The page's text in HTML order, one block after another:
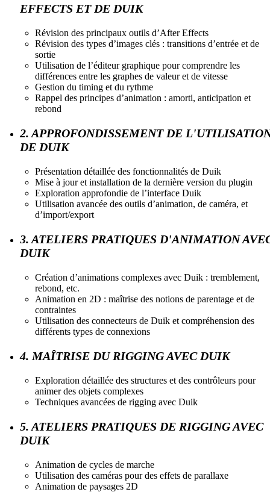
EFFECTS ET DE DUIK
Révision des principaux outils d’After Effects
Révision des types d’images clés : transitions d’entrée et de
sortie
Utilisation de l’éditeur graphique pour comprendre les
différences entre les graphes de valeur et de vitesse
Gestion du timing et du rythme
Rappel des principes d’animation : amorti, anticipation et
rebond
2. APPROFONDISSEMENT DE
DE DUIK
Présentation détaillée des fonctionnalités de Duik
Mise à jour et installation de la dernière version du plugin
Exploration approfondie de l’interface Duik
Utilisation avancée des outils d’animation, de caméra, et
d’import/export
3. ATELIERS PRATIQUES D'ANIMATION
DUIK
Création d’animations complexes avec Duik : tremblement,
rebond, etc.
Animation en 2D : maîtrise des notions de parentage et de
contraintes
Utilisation des connecteurs de Duik et compréhension des
différents types de connexions
4. MAÎTRISE DU RIGGING AVEC DUIK
Exploration détaillée des structures et des contrôleurs pour
animer des objets complexes
Techniques avancées de rigging avec Duik
5. ATELIERS PRATIQUES DE RIGGING AVEC
DUIK
Animation de cycles de marche
Utilisation des caméras pour des effets de parallaxe
Animation de paysages 2D